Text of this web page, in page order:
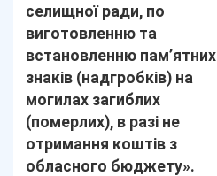
селищної ради, по
виготовленню та
встановленню пам’ятних
знаків (надгробків) на
могилах загиблих
(померлих), в разі не
отримання коштів з
обласного бюджету».